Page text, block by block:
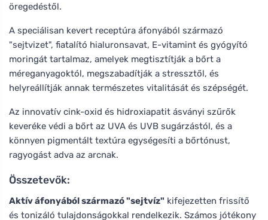
öregedéstől.
A speciálisan kevert receptúra áfonyából származó
"sejtvizet", fiatalító hialuronsavat, E-vitamint és gyógyító
moringát tartalmaz, amelyek megtisztítják a bőrt a
méreganyagoktól, megszabadítják a stressztől, és
helyreállítják annak természetes vitalitását és szépségét.
Az innovatív cink-oxid és hidroxiapatit ásványi szűrők
keveréke védi a bőrt az UVA és UVB sugárzástól, és a
könnyen pigmentált textúra egységesíti a bőrtónust,
ragyogást adva az arcnak.
Összetevők:
Aktív áfonyából származó "sejtvíz" kifejezetten frissítő
és tonizáló tulajdonságokkal rendelkezik. Számos jótékony